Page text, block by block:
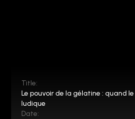
Title:
Le pouvoir de la gélatine : quand
ludique
Date: